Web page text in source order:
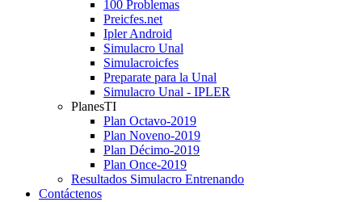
100 Problemas
Preicfes.net
Ipler Android
Simulacro Unal
Simulacroicfes
Preparate para la Unal
Simulacro Unal - IPLER
PlanesTI
Plan Octavo-2019
Plan Noveno-2019
Plan Décimo-2019
Plan Once-2019
Resultados Simulacro Entrenando
Contáctenos